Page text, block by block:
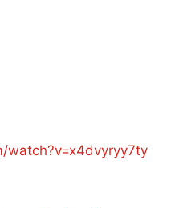
watch?v=x4dvyryy7ty